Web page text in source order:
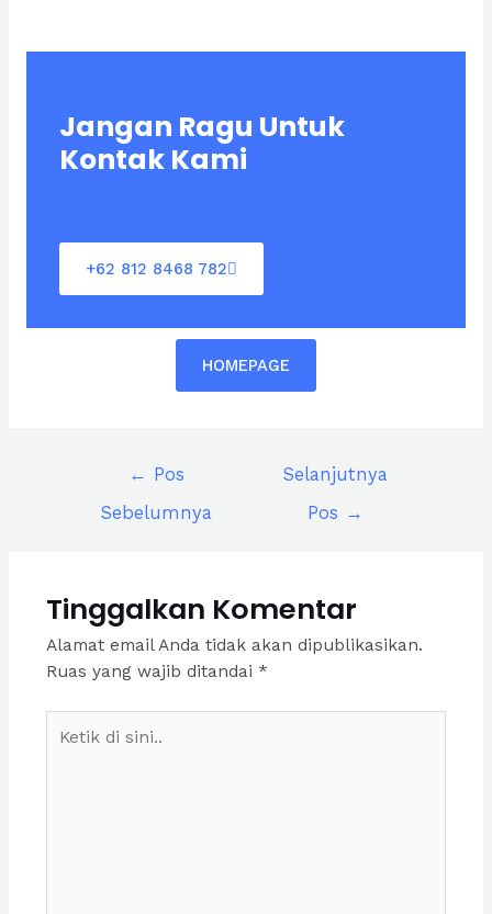
Jangan Ragu Untuk
Kontak Kami
+62 812 8468 782
HOMEPAGE
←
Pos
Sebelumnya
Selanjutnya
Pos →
Tinggalkan Komentar
Alamat email Anda tidak akan dipublikasikan.
Ruas yang wajib ditandai *